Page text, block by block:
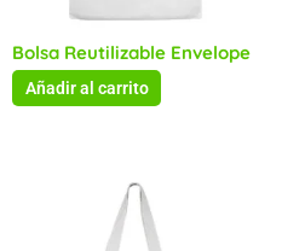
Bolsa Reutilizable Envelope
Añadir al carrito